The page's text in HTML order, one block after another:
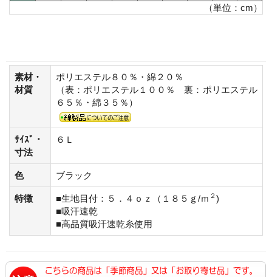
（単位：cm）
素材・
材質
ポリエステル８０％・綿２０％
（表：ポリエステル１００％ 裏：ポリエステル
６５％・綿３５％）
ｻｲｽﾞ・
寸法
６Ｌ
色 ブラック
特徴 ■生地目付：５．４ｏｚ（１８５ｇ/ｍ ２)
■吸汗速乾
■高品質吸汗速乾糸使用